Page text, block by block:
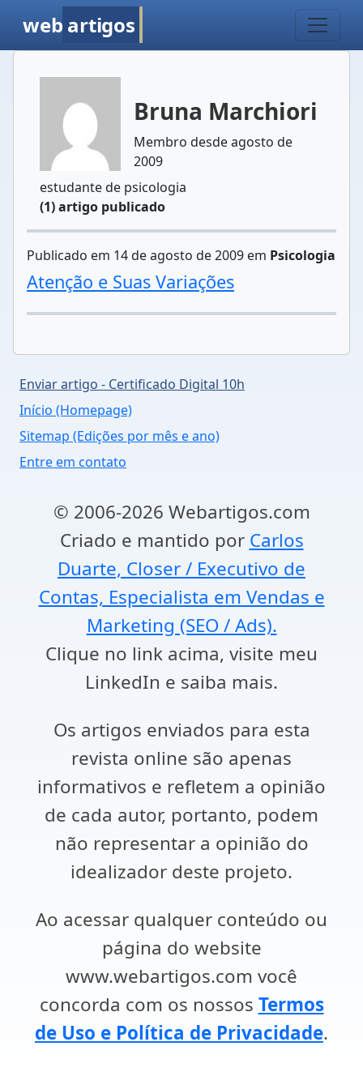
web artigos
Bruna Marchiori
Membro desde agosto de
2009
estudante de psicologia
(1) artigo publicado
Publicado em 14 de agosto de 2009 em Psicologia
Atenção e Suas Variações
Enviar artigo - Certificado Digital 10h
Início (Homepage)
Sitemap (Edições por mês e ano)
Entre em contato
© 2006-2026 Webartigos.com
Criado e mantido por Carlos
Duarte, Closer / Executivo de
Contas, Especialista em Vendas e
Marketing (SEO / Ads).
Clique no link acima, visite meu
LinkedIn e saiba mais.
Os artigos enviados para esta
revista online são apenas
informativos e refletem a opinião
de cada autor, portanto, podem
não representar a opinião do
idealizador deste projeto.
Ao acessar qualquer conteúdo ou
página do website
www.webartigos.com você
concorda com os nossos Termos
de Uso e Política de Privacidade.